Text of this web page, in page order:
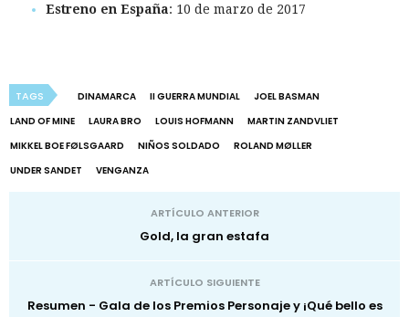
Estreno en España: 10 de marzo de 2017
TAGS DINAMARCA II GUERRA MUNDIAL
JOEL BASMAN
LAND OF MINE
LAURA BRO LOUIS HOFMANN
MARTIN ZANDVLIET
MIKKEL BOE FØLSGAARD
NIÑOS SOLDADO
ROLAND MØLLER
UNDER SANDET
VENGANZA
ARTÍCULO ANTERIOR
Gold, la gran estafa
ARTÍCULO SIGUIENTE
Resumen - Gala de los Premios Personaje y ¡Qué bello es